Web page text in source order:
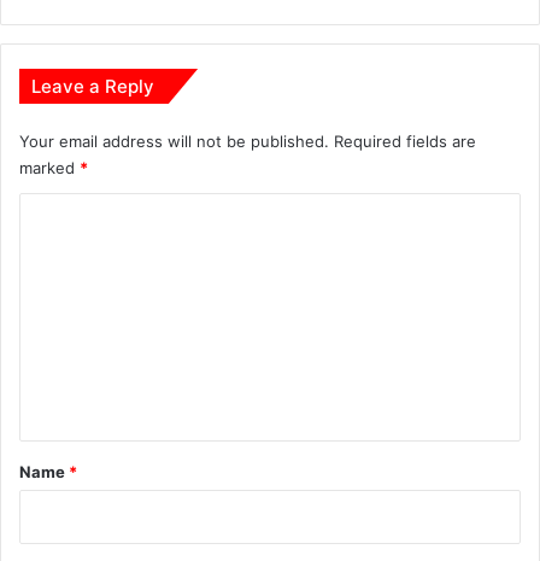
में
क
ष्ठी
Leave a Reply
Your email address will not be published. Required fields are
marked *
*
Name *